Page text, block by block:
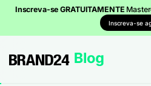
Inscreva-se GRATUITAMENTE
Inscreva-se